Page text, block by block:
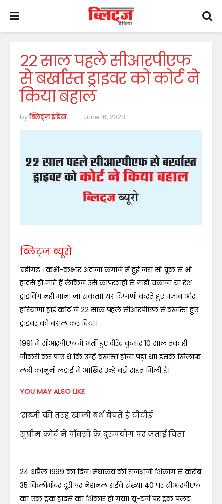
22 साल पहले सीआरपीएफ
से बर्खास्त ड्राइवर को कोर्ट ने
किया बहाल
byब्लिट्ज़ इंडिया June 16, 2023
ब्लिट्ज ब्यूरो
चंडीगढ़ । कभी-कभार अंदाजा लगाने में हुई जरा सी चूक से भी
हादसे हो जाते हैं लेकिन उसे लापरवाही से गाड़ी चलाना या रैश
ड्राइविंग नहीं माना जा सकता। यह टिप्पणी करते हुए पंजाब और
हरियाणा हाई कोर्ट ने 22 साल पहले सीआरपीएफ से बर्खास्त हुए
ड्राइवर को बहाल कर दिया।
1991 में सीआरपीएफ में भर्ती हुए वीरेंद्र कुमार 10 साल तक ही
नौकरी कर पाए थे कि उन्हें बर्खास्त होना पड़ा था। इसके खिलाफ
लंबी कानूनी लड़ाई में आखिर उन्हें बड़ी राहत मिली है।
YOU MAY ALSO LIKE
‘सब्जी की तरह खाली बर्थ बेचते हैं टीटीई’
सुप्रीम कोर्ट ने पॉक्सो के दुरुपयोग पर जताई चिंता
24 अप्रैल 1999 का दिन। मेघालय की राजधानी शिलांग से करीब
35 किलोमीटर दूरी पर नेशनल हाईवे संख्या 40 पर सीआरपीएफ
का एक ट्रक हादसे का शिकार हो गया। यू-टर्न पर ट्रक पलट